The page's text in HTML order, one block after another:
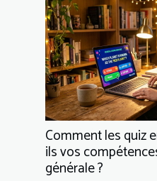
Comment les quiz
ils vos
générale ?